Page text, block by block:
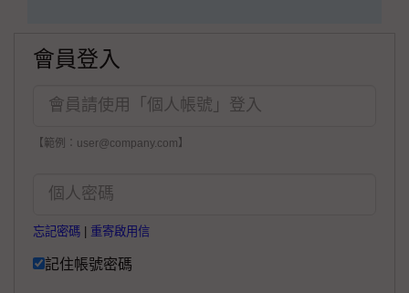
會員登入
【範例：user@company.com】
忘記密碼 重寄啟用信
記住帳號密碼